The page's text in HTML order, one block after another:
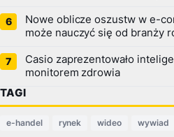
Nowe oblicze oszustw w e-
może nauczyć się od branży
Casio zaprezentowało
monitorem zdrowia
TAGI
e-handel rynek wideo wywiad